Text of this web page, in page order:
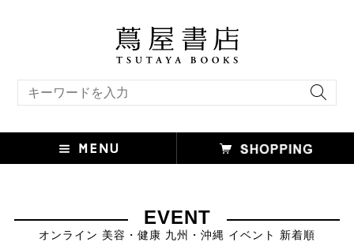
EVENT
オンライン 美容・健康 九州・沖縄 イベント 新着順